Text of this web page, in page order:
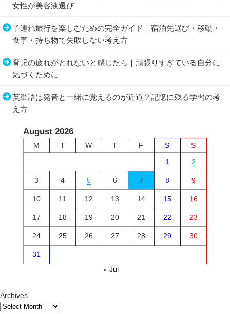
女性が美容液選び
子連れ旅行を楽しむための完全ガイド｜宿泊先選び・移動・
食事・持ち物で失敗しない考え方
育児の疲れがとれないと感じたら｜頑張りすぎている自分に
気づくために
英単語は発音と一緒に覚えるのが近道？記憶に残る学習の考
え方
August 2026
M T W T F S
S
1
2
3 4 5 6 7 8 9
10 11 12 13 14 15 16
17 18 19 20 21 22 23
24 25 26 27 28 29 30
31
« Jul
Archives